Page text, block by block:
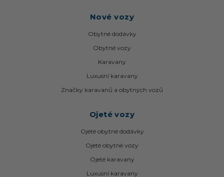
Nové vozy
Obytné dodávky
Obytné vozy
Karavany
Luxusní karavany
Značky karavanů a obytných vozů
Ojeté vozy
Ojeté obytné dodávky
Ojeté obytné vozy
Ojeté karavany
Luxusní karavany